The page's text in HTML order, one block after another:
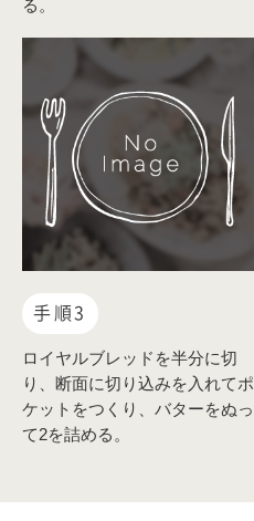
る。
手順3
ロイヤルブレッドを半分に切
り、断面に切り込みを入れてポ
ケットをつくり、バターをぬっ
て2を詰める。